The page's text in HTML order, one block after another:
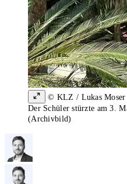
© KLZ / Lukas Moser
Der Schüler stürzte am 3.
(Archivbild)